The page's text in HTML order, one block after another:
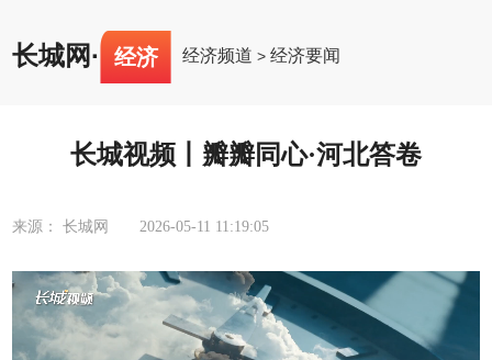
长城网· 经济 经济频道 >经济要闻
长城视频丨瓣瓣同心·河北答卷
来源： 长城网 2026-05-11 11:19:05